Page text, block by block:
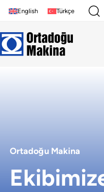
English Türkçe
Ortadoğu Makina